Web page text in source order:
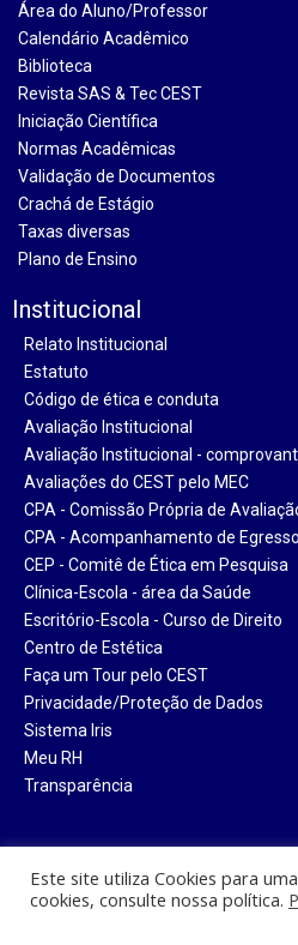
Área do Aluno/Professor
Calendário Acadêmico
Biblioteca
Revista SAS & Tec CEST
Iniciação Científica
Normas Acadêmicas
Validação de Documentos
Crachá de Estágio
Taxas diversas
Plano de Ensino
Institucional
Relato Institucional
Estatuto
Código de ética e conduta
Avaliação Institucional
Avaliação Institucional -
Avaliações do CEST pelo MEC
CPA - Comissão Própria de
CPA - Acompanhamento de Egresso
CEP - Comitê de Ética em Pesquisa
Clínica-Escola - área da Saúde
Escritório-Escola - Curso de Direito
Centro de Estética
Faça um Tour pelo CEST
Privacidade/Proteção de Dados
Sistema Iris
Meu RH
Transparência
Este site utiliza Cookies para
cookies, consulte nossa política.